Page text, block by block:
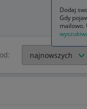
Dodaj
Gdy
mailowo.